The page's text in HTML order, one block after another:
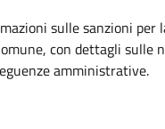
sulle sanzioni per
con dettagli sulle
amministrative.